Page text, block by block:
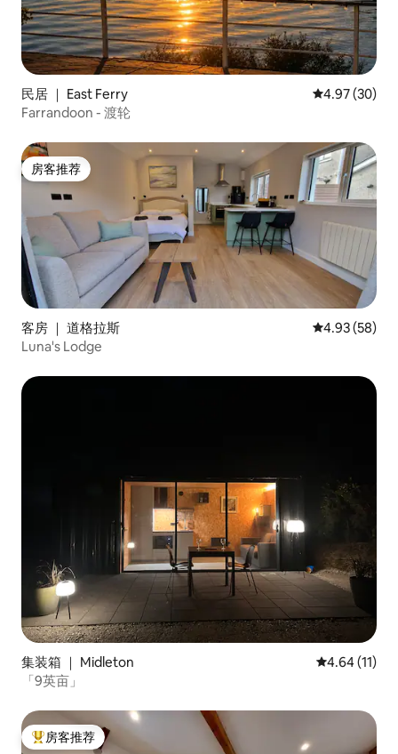
民居 ｜ East Ferry 平均评分
4.97 (30)
Farrandoon - 渡轮
房客推荐
房客推荐
客房 ｜ 道格拉斯 平均评分
4.93 (58)
Luna's Lodge
集装箱 ｜ Midleton 平均评分
4.64 (11)
「9英亩」
热门「房客推荐」
房客推荐